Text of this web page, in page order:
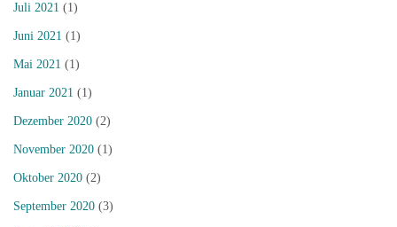
Juli 2021 (1)
Juni 2021 (1)
Mai 2021 (1)
Januar 2021 (1)
Dezember 2020 (2)
November 2020 (1)
Oktober 2020 (2)
September 2020 (3)